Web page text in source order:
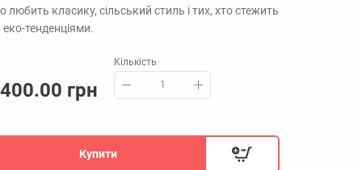
любить класику, сільський стиль і тих, хто стежить
еко-тенденціями.
грн
Кількість
Купити